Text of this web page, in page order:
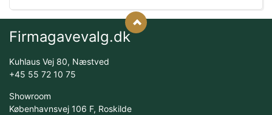
Firmagavevalg.dk
Kuhlaus Vej 80, Næstved
+45 55 72 10 75
Showroom
Københavnsvej 106 F, Roskilde